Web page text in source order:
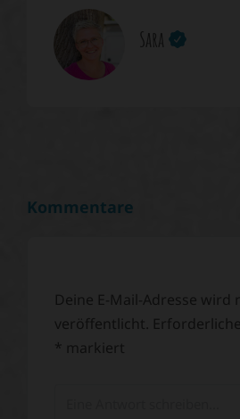
Sara
Kommentare
Deine E-Mail-Adresse wird
veröffentlicht.
* markiert